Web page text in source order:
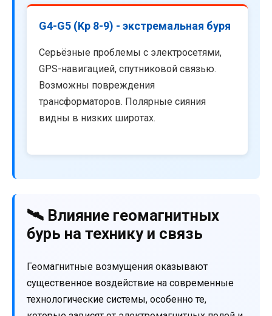
G4-G5 (Kp 8-9) - экстремальная буря
Серьёзные проблемы с электросетями,
GPS-навигацией, спутниковой связью.
Возможны повреждения
трансформаторов. Полярные сияния
видны в низких широтах.
🛰️ Влияние геомагнитных
бурь на технику и связь
Геомагнитные возмущения оказывают
существенное воздействие на современные
технологические системы, особенно те,